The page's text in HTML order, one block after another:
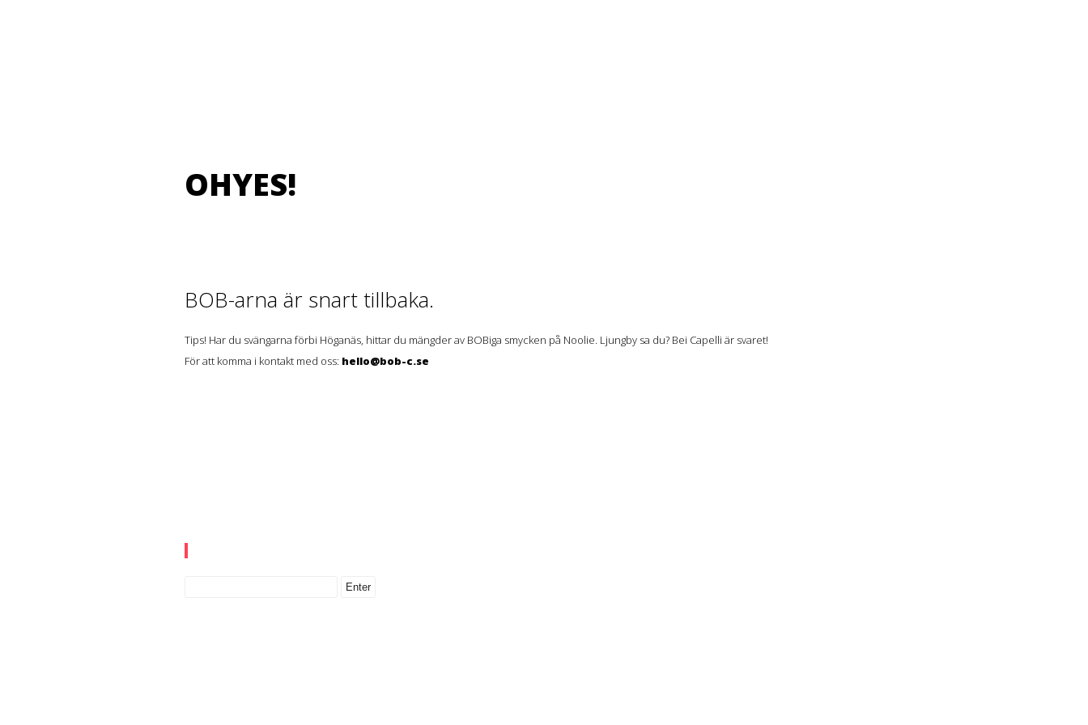
OHYES!
BOB-arna är snart tillbaka.
Tips! Har du svängarna förbi Höganäs, hittar du mängder av BOBiga smycken på Noolie. Ljungby sa du? Bei Capelli är svaret!
För att komma i kontakt med oss: hello@bob-c.se